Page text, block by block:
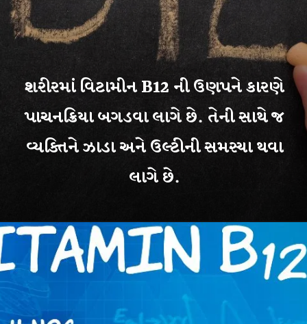
શરીરમાં વિટામીન B12 ની ઉણપને કારણે
પાચનક્રિયા બગડવા લાગે છે. તેની સાથે જ
વ્યક્તિને ઝાડા અને ઉલ્ટીની સમસ્યા થવા
લાગે છે.